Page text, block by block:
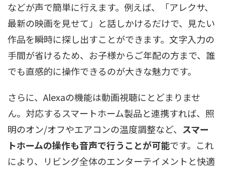
などが声で簡単に行えます。例えば、「アレクサ、
最新の映画を見せて」と話しかけるだけで、見たい
作品を瞬時に探し出すことができます。文字入力の
手間が省けるため、お子様からご年配の方まで、誰
でも直感的に操作できるのが大きな魅力です。
さらに、Alexaの機能は動画視聴にとどまりませ
ん。対応するスマートホーム製品と連携すれば、照
明のオン/オフやエアコンの温度調整など、 スマー
トホームの操作も音声で行うことが可能です。これ
により、リビング全体のエンターテイメントと快適